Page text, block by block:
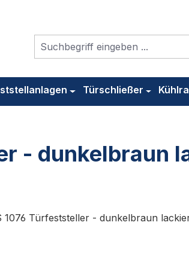
Türschließer
- dunkelbraun